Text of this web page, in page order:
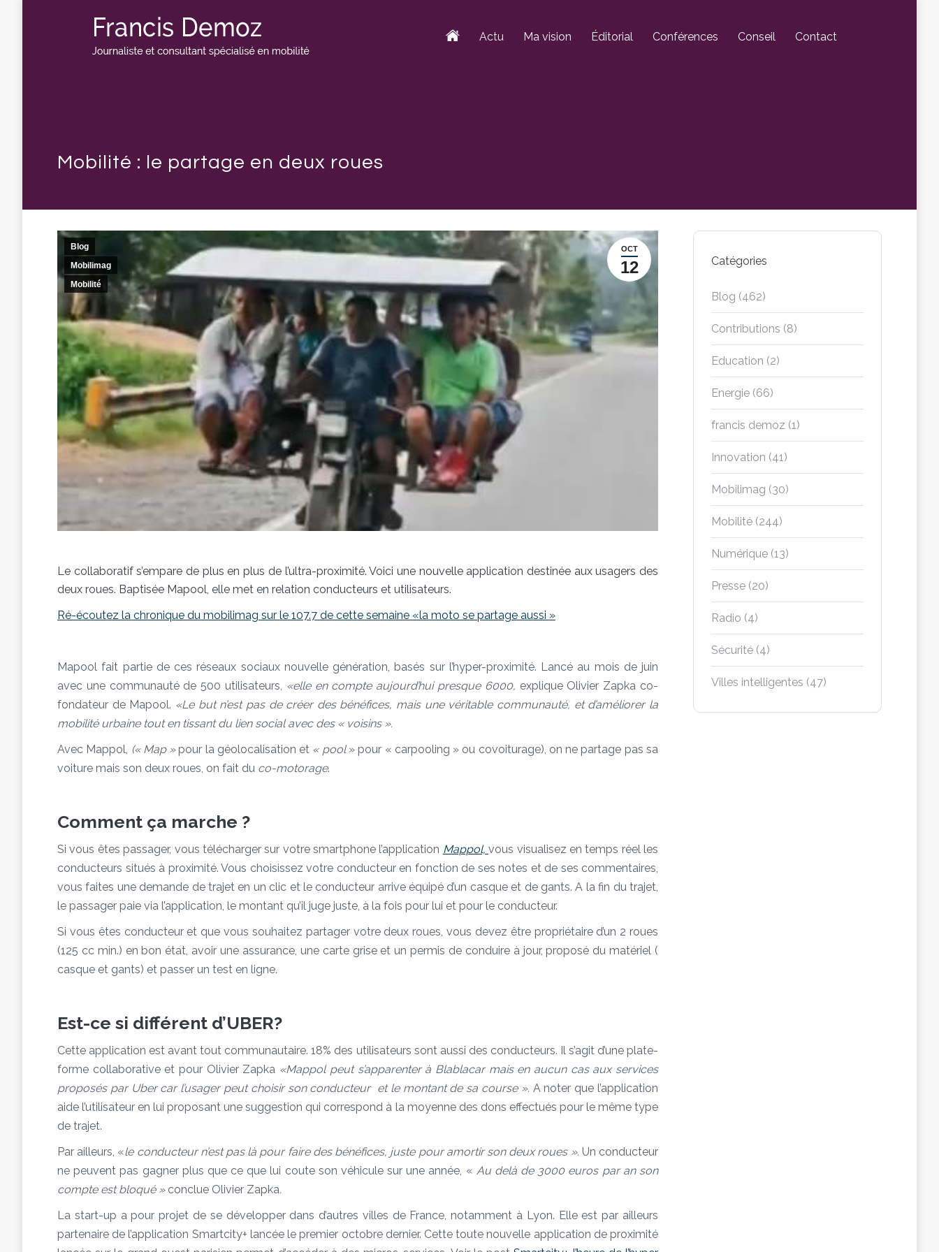
Actu Ma vision Éditorial Conférences Conseil Contact
Mobilité : le partage en deux roues
OCT
12
Blog
Mobilimag
Mobilité
Le collaboratif s’empare de plus en plus de l’ultra-proximité. Voici une nouvelle application destinée aux usagers des
deux roues. Baptisée Mapool, elle met en relation conducteurs et utilisateurs.
Ré-écoutez la chronique du mobilimag sur le 107.7 de cette semaine «la moto se partage aussi »
Mapool fait partie de ces réseaux sociaux nouvelle génération, basés sur l’hyper-proximité. Lancé au mois de juin
avec une communauté de 500 utilisateurs, «elle en compte aujourd’hui presque 6000, explique Olivier Zapka co-
fondateur de Mapool. «Le but n’est pas de créer des bénéfices, mais une véritable communauté, et d’améliorer la
mobilité urbaine tout en tissant du lien social avec des « voisins ».
Avec Mappol, (« Map »pour la géolocalisation et « pool» pour « carpooling » ou covoiturage), on ne partage pas sa
voiture mais son deux roues, on fait du co-motorage.
Comment ça marche ?
Si vous êtes passager, vous télécharger sur votre smartphone l’application Mappol,vous visualisez en temps réel les
conducteurs situés à proximité. Vous choisissez votre conducteur en fonction de ses notes et de ses commentaires,
vous faites une demande de trajet en un clic et le conducteur arrive équipé d’un casque et de gants. A la fin du trajet,
le passager paie via l’application, le montant qu’il juge juste, à la fois pour lui et pour le conducteur.
Si vous êtes conducteur et que vous souhaitez partager votre deux roues, vous devez être propriétaire d’un 2 roues
(125 cc min.) en bon état, avoir une assurance, une carte grise et un permis de conduire à jour, proposé du matériel (
casque et gants) et passer un test en ligne.
Est-ce si différent d’UBER?
Cette application est avant tout communautaire. 18% des utilisateurs sont aussi des conducteurs. Il s’agit d’une plate-
forme collaborative et pour Olivier Zapka «Mappol peut s’apparenter à Blablacar mais en aucun cas aux services
proposés par Uber car l’usager peut choisir son conducteur et le montant de sa course ». A noter que l’application
aide l’utilisateur en lui proposant une suggestion qui correspond à la moyenne des dons effectués pour le même type
de trajet.
Par ailleurs, «le conducteur n’est pas là pour faire des bénéfices, juste pour amortir son deux roues ».Un conducteur
ne peuvent pas gagner plus que ce que lui coute son véhicule sur une année, « Au delà de 3000 euros par an son
compte est bloqué » conclue Olivier Zapka.
La start-up a pour projet de se développer dans d’autres villes de France, notamment à Lyon. Elle est par ailleurs
partenaire de l’application Smartcity+ lancée le premier octobre dernier. Cette toute nouvelle application de proximité
Catégories
Blog (462)
Contributions (8)
Education (2)
Energie (66)
francis demoz (1)
Innovation (41)
Mobilimag (30)
Mobilité (244)
Numérique (13)
Presse (20)
Radio (4)
Sécurité (4)
Villes intelligentes (47)